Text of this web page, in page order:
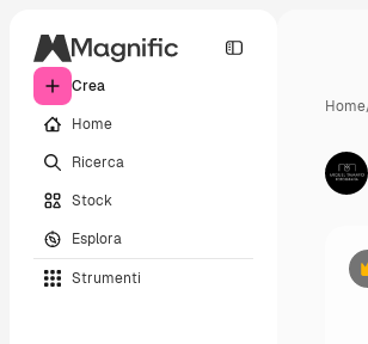
Crea
Home
Ricerca
Stock
Esplora
Strumenti
Home